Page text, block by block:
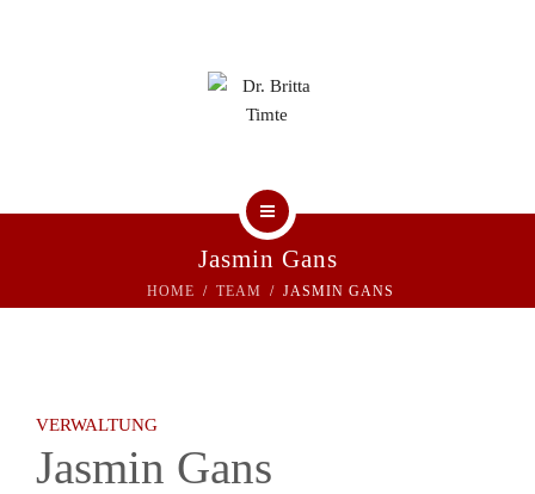
AKTUELLE BEITRÄGE
PRAXISTEAM
KONTAKT
Jasmin Gans
HOME TEAM JASMIN GANS
VERWALTUNG
Jasmin Gans